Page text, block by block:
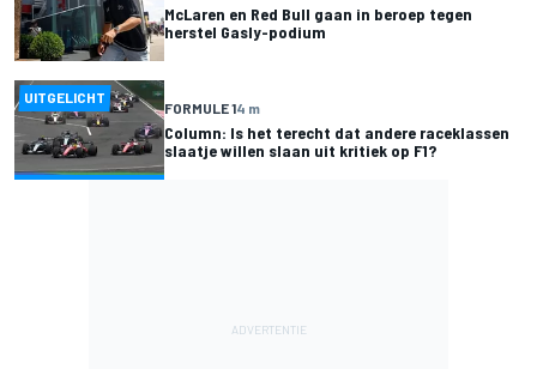
McLaren en Red Bull gaan in beroep tegen
herstel Gasly-podium
UITGELICHT
FORMULE 14 m
Column: Is het terecht dat andere raceklassen
slaatje willen slaan uit kritiek op F1?